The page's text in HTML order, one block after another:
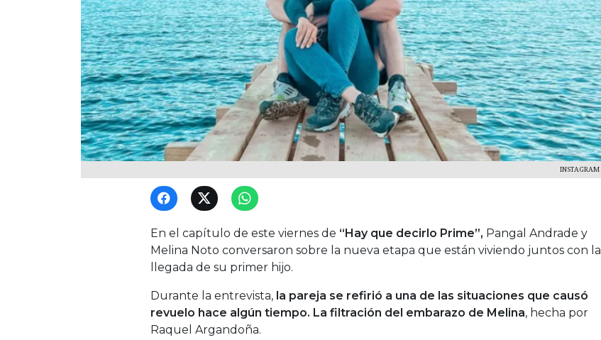
INSTAGRAM
En el capítulo de este viernes de “Hay que decirlo Prime”, Pangal Andrade y
Melina Noto conversaron sobre la nueva etapa que están viviendo juntos con la
llegada de su primer hijo.
Durante la entrevista, la pareja se refirió a una de las situaciones que causó
revuelo hace algún tiempo. La filtración del embarazo de Melina, hecha por
Raquel Argandoña.